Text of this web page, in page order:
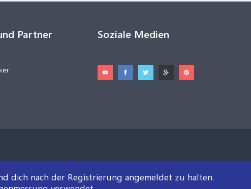
Partner Soziale Medien
dich nach der Registrierung angemeldet zu halten.